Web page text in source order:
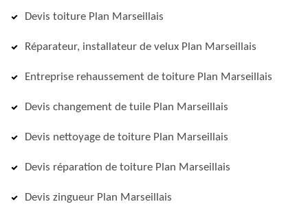
Devis toiture Plan Marseillais
Réparateur, installateur de velux Plan Marseillais
Entreprise rehaussement de toiture Plan Marseillais
Devis changement de tuile Plan Marseillais
Devis nettoyage de toiture Plan Marseillais
Devis réparation de toiture Plan Marseillais
Devis zingueur Plan Marseillais